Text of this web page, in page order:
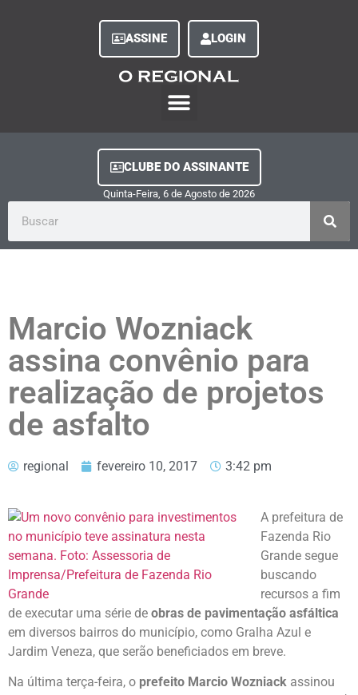
ASSINE LOGIN
CLUBE DO ASSINANTE
Quinta-Feira, 6 de Agosto de 2026
Marcio Wozniack
assina convênio para
realização de projetos
de asfalto
regional fevereiro 10, 2017 3:42 pm
A prefeitura de
Fazenda Rio
Grande segue
buscando
recursos a fim
de executar uma série de obras de pavimentação asfáltica
em diversos bairros do município, como Gralha Azul e
Jardim Veneza, que serão beneficiados em breve.
Na última terça-feira, o prefeito Marcio Wozniack assinou